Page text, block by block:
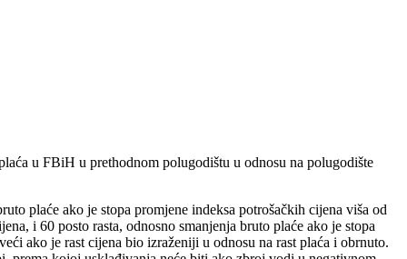
u FBiH u prethodnom polugodištu u odnosu na polugodište
plaće ako je stopa promjene indeksa potrošačkih cijena viša od
i 60 posto rasta, odnosno smanjenja bruto plaće ako je stopa
ako je rast cijena bio izraženiji u odnosu na rast plaća i obrnuto.